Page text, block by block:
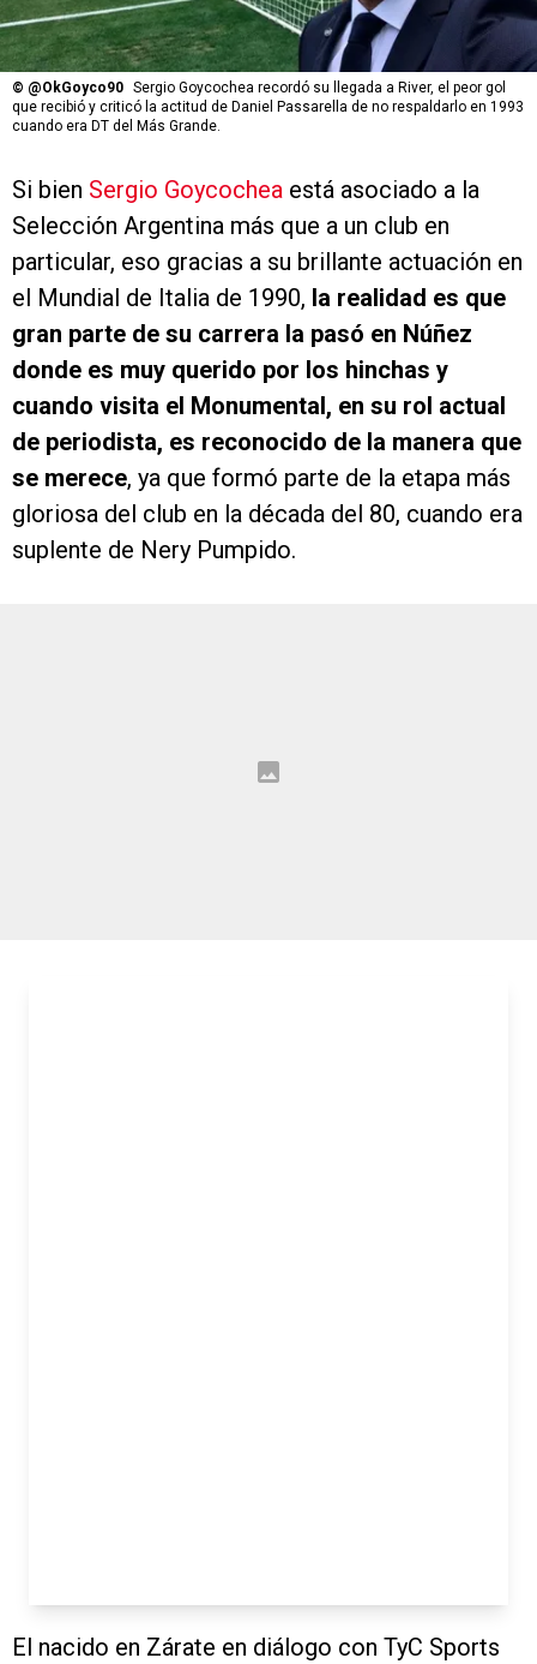
© @OkGoyco90 Sergio Goycochea recordó su llegada a River, el peor gol
que recibió y criticó la actitud de Daniel Passarella de no respaldarlo en 1993
cuando era DT del Más Grande.
Si bien Sergio Goycochea está asociado a la
Selección Argentina más que a un club en
particular, eso gracias a su brillante actuación en
el Mundial de Italia de 1990, la realidad es que
gran parte de su carrera la pasó en Núñez
donde es muy querido por los hinchas y
cuando visita el Monumental, en su rol actual
de periodista, es reconocido de la manera que
se merece, ya que formó parte de la etapa más
gloriosa del club en la década del 80, cuando era
suplente de Nery Pumpido.
El nacido en Zárate en diálogo con TyC Sports